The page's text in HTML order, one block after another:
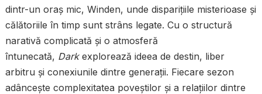
dintr-un oraș mic, Winden, unde disparițiile misterioase și
călătoriile în timp sunt strâns legate. Cu o structură
narativă complicată și o atmosferă
întunecată, Darkexplorează ideea de destin, liber
arbitru și conexiunile dintre generații. Fiecare sezon
adâncește complexitatea poveștilor și a relațiilor dintre